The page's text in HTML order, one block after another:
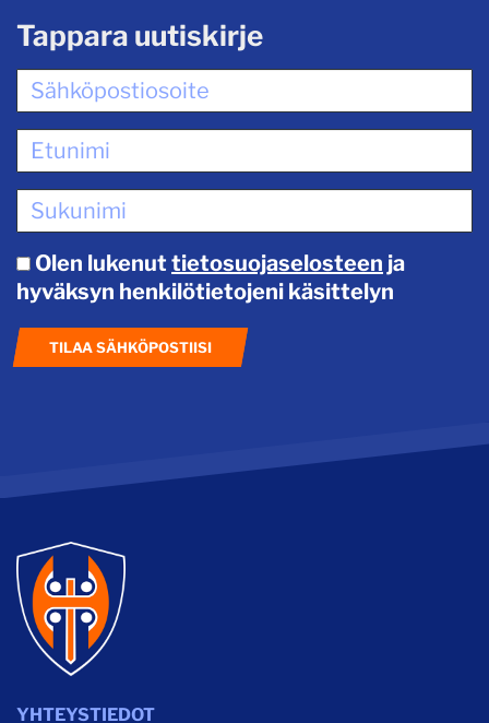
YHTEYSTIEDOT
Tappara uutiskirje
Olen lukenut tietosuojaselosteen ja
hyväksyn henkilötietojeni käsittelyn
TILAA SÄHKÖPOSTIISI